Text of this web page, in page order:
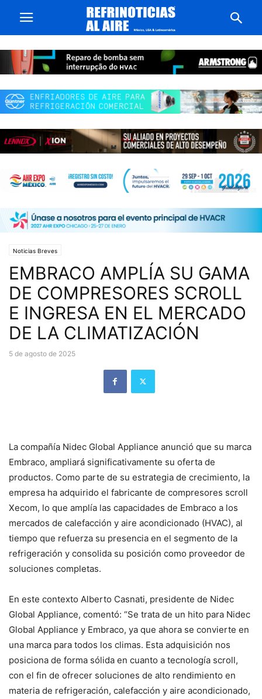
Noticias Breves
EMBRACO AMPLÍA SU GAMA
DE COMPRESORES SCROLL
E INGRESA EN EL MERCADO
DE LA CLIMATIZACIÓN
5 de agosto de 2025
La compañía Nidec Global Appliance anunció que su marca
Embraco, ampliará significativamente su oferta de
productos. Como parte de su estrategia de crecimiento, la
empresa ha adquirido el fabricante de compresores scroll
Xecom, lo que amplía las capacidades de Embraco a los
mercados de calefacción y aire acondicionado (HVAC), al
tiempo que refuerza su presencia en el segmento de la
refrigeración y consolida su posición como proveedor de
soluciones completas.
En este contexto Alberto Casnati, presidente de Nidec
Global Appliance, comentó: “Se trata de un hito para Nidec
Global Appliance y Embraco, ya que ahora se convierte en
una marca para todos los climas. Esta adquisición nos
posiciona de forma sólida en cuanto a tecnología scroll,
con el fin de ofrecer soluciones de alto rendimiento en
materia de refrigeración, calefacción y aire acondicionado,